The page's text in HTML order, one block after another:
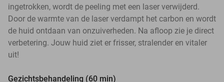
ingetrokken, wordt de peeling met een laser verwijderd.
Door de warmte van de laser verdampt het carbon en wordt
de huid ontdaan van onzuiverheden. Na afloop zie je direct
verbetering. Jouw huid ziet er frisser, stralender en vitaler
uit!
Gezichtsbehandeling (60 min)